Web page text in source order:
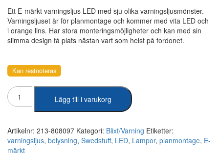
Ett E-märkt varningsljus LED med sju olika varningsljusmönster.
Varningsljuset är för planmontage och kommer med vita LED och
i orange lins. Har stora monteringsmöjligheter och kan med sin
slimma design få plats nästan vart som helst på fordonet.
Kan restnoteras
Swedstuff
-
Varningsljus
mängd
Lägg till i varukorg
Artikelnr: 213-808097 Kategori: Blixt/Varning Etiketter:
varningsljus, belysning, Swedstuff, LED, Lampor, planmontage, E-
märkt